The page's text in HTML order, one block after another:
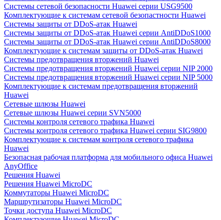
Системы сетевой безопасности Huawei серии USG9500
Комплектующие к системам сетевой безопастности Huawei
Системы защиты от DDoS-атак Huawei
Системы защиты от DDoS-атак Huawei серии AntiDDoS1000
Системы защиты от DDoS-атак Huawei серии AntiDDoS8000
Комплектующие к системам защиты от DDoS-атак Huawei
Системы предотвращения вторжений Huawei
Системы предотвращения вторжений Huawei серии NIP 2000
Системы предотвращения вторжений Huawei серии NIP 5000
Комплектующие к системам предотвращения вторжений
Huawei
Сетевые шлюзы Huawei
Сетевые шлюзы Huawei серии SVN5000
Системы контроля сетевого трафика Huawei
Системы контроля сетевого трафика Huawei серии SIG9800
Комплектующие к системам контроля сетевого трафика
Huawei
Безопасная рабочая платформа для мобильного офиса Huawei
AnyOffice
Решения Huawei
Решения Huawei MicroDC
Коммутаторы Huawei MicroDC
Маршрутизаторы Huawei MicroDC
Точки доступа Huawei MicroDC